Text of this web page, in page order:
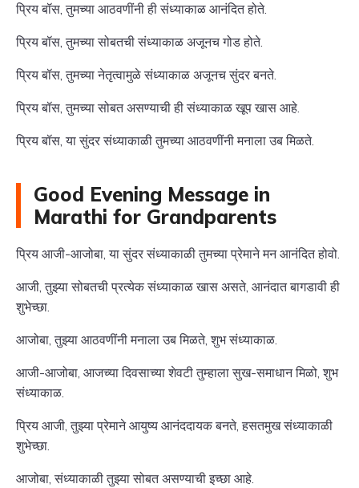
प्रिय बॉस, तुमच्या आठवणींनी ही संध्याकाळ आनंदित होते.
प्रिय बॉस, तुमच्या सोबतची संध्याकाळ अजूनच गोड होते.
प्रिय बॉस, तुमच्या नेतृत्वामुळे संध्याकाळ अजूनच सुंदर बनते.
प्रिय बॉस, तुमच्या सोबत असण्याची ही संध्याकाळ खूप खास आहे.
प्रिय बॉस, या सुंदर संध्याकाळी तुमच्या आठवणींनी मनाला उब मिळते.
Good Evening Message in
Marathi for Grandparents
प्रिय आजी-आजोबा, या सुंदर संध्याकाळी तुमच्या प्रेमाने मन आनंदित होवो.
आजी, तुझ्या सोबतची प्रत्येक संध्याकाळ खास असते, आनंदात बागडावी ही
शुभेच्छा.
आजोबा, तुझ्या आठवणींनी मनाला उब मिळते, शुभ संध्याकाळ.
आजी-आजोबा, आजच्या दिवसाच्या शेवटी तुम्हाला सुख-समाधान मिळो, शुभ
संध्याकाळ.
प्रिय आजी, तुझ्या प्रेमाने आयुष्य आनंददायक बनते, हसतमुख संध्याकाळी
शुभेच्छा.
आजोबा, संध्याकाळी तुझ्या सोबत असण्याची इच्छा आहे.